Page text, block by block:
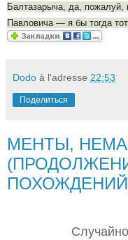
Балтазарыча, да, пожалуй,
Павловича — я бы тогда
Dodo à l'adresse 22:53
Поделиться
МЕНТЫ,